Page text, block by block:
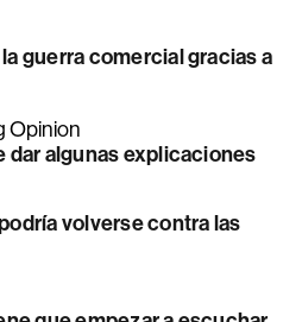
guerra comercial gracias a
Opinion
dar algunas explicaciones
volverse contra las